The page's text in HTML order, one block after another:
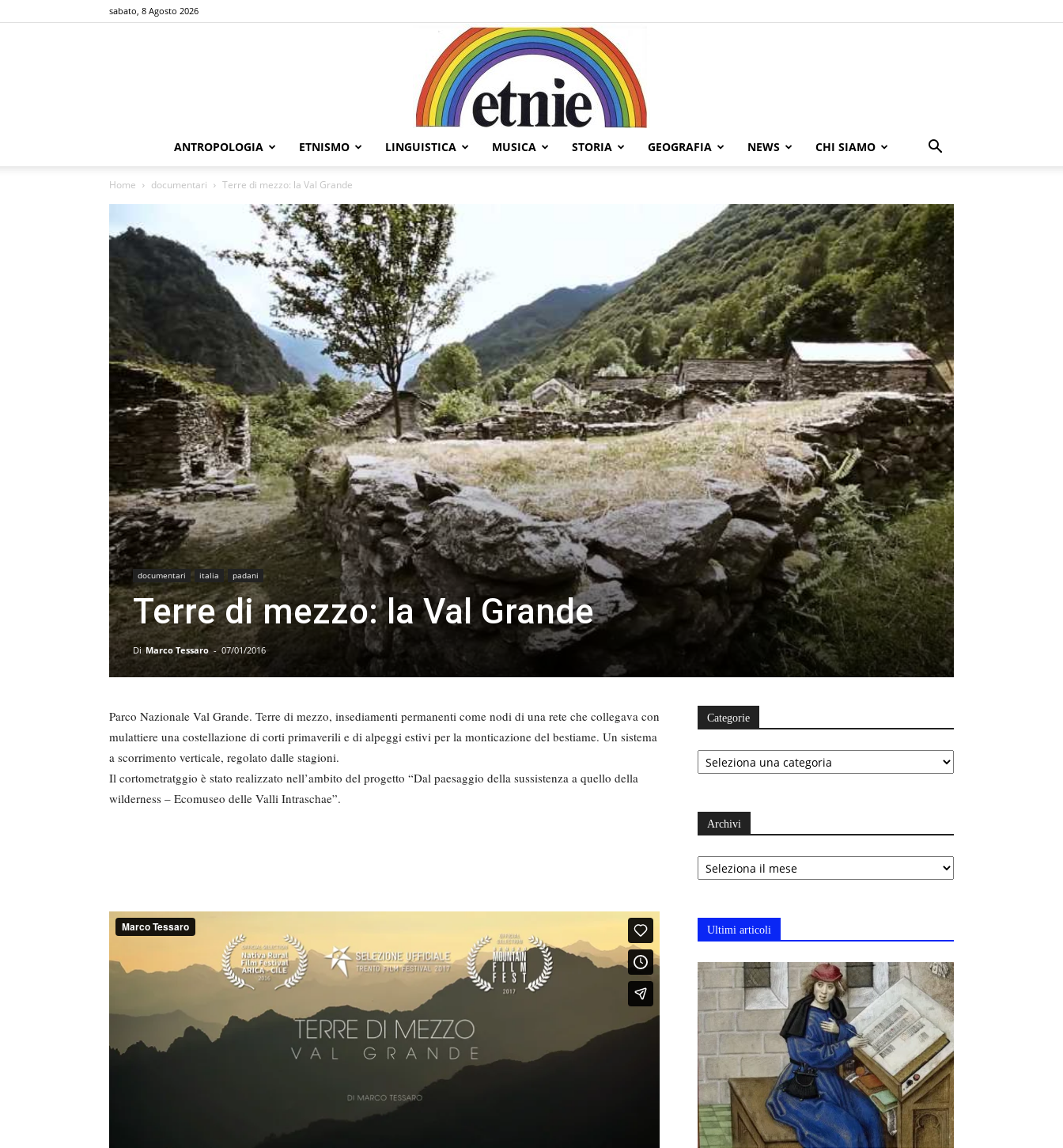
sabato, 8 Agosto 2026
ANTROPOLOGIA ETNISMO LINGUISTICA MUSICA STORIA GEOGRAFIA NEWS CHI SIAMO
Home documentari Terre di mezzo: la Val Grande
documentari italia padani
Terre di mezzo: la Val Grande
Di Marco Tessaro - 07/01/2016
Parco Nazionale Val Grande. Terre di mezzo, insediamenti permanenti come nodi di una rete che collegava con
mulattiere una costellazione di corti primaverili e di alpeggi estivi per la monticazione del bestiame. Un sistema
a scorrimento verticale, regolato dalle stagioni.
Il cortometratggio è stato realizzato nell’ambito del progetto “Dal paesaggio della sussistenza a quello della
wilderness – Ecomuseo delle Valli Intraschae”.
Categorie
Categorie
Archivi
Archivi
Ultimi articoli